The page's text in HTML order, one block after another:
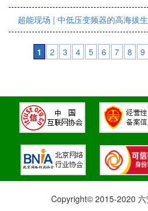
超能现场 | 中低压变频器的高海拔
1
2 3 4 5 6 7 8 9
Copyright© 2015-2020